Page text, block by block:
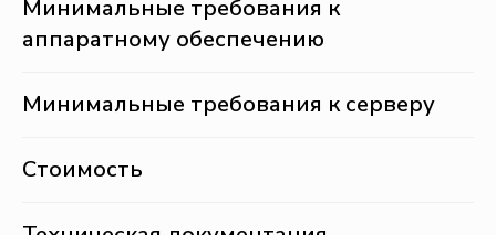
Минимальные требования к
аппаратному обеспечению
Минимальные требования к серверу
Стоимость